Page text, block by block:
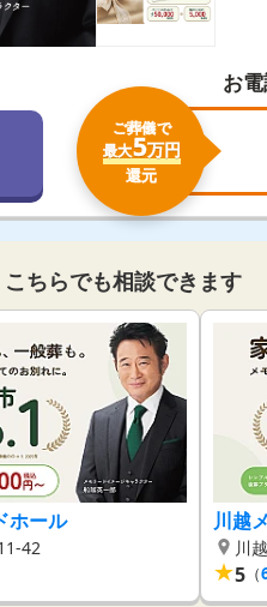
お
ご葬儀で
最大5万円
還元
こちらでも相談できます
ホール
42
川越
川
★5 （